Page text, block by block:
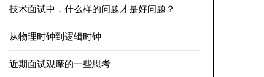
技术面试中，什么样的问题才是好问题？
从物理时钟到逻辑时钟
近期面试观摩的一些思考